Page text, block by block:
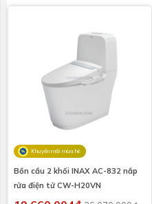
Khuyến mãi mùa hè
Bồn cầu 2 khối INAX AC-832 nắp
rửa điện tử CW-H20VN